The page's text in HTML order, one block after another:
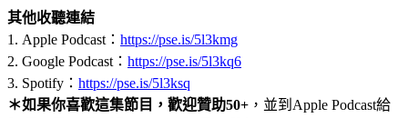
其他收聽連結
1. Apple Podcast： https://pse.is/5l3kmg
2. Google Podcast： https://pse.is/5l3kq6
3. Spotify： https://pse.is/5l3ksq
＊如果你喜歡這集節目，歡迎贊助50+ ，並到Apple Podcast給